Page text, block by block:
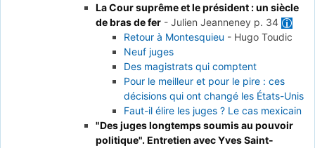
La Cour suprême et le président : un siècle
de bras de fer - Julien Jeanneney p. 34
Retour à Montesquieu - Hugo Toudic
Neuf juges
Des magistrats qui comptent
Pour le meilleur et pour le pire : ces
décisions qui ont changé les États-Unis
Faut-il élire les juges ? Le cas mexicain
"Des juges longtemps soumis au pouvoir
politique". Entretien avec Yves Saint-